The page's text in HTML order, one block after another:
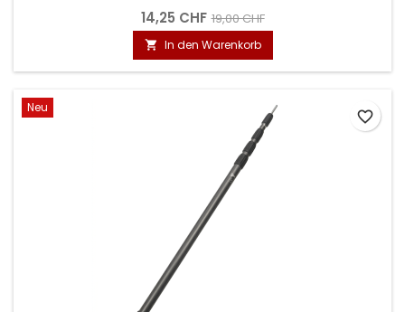
14,25 CHF 19,00 CHF
 In den Warenkorb
Neu
favorite_border